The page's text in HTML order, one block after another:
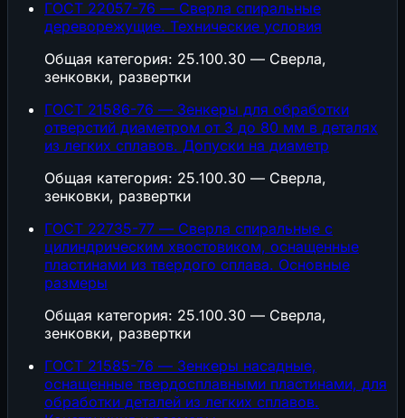
ГОСТ 22057-76 — Сверла спиральные
дереворежущие. Технические условия
Общая категория: 25.100.30 — Сверла,
зенковки, развертки
ГОСТ 21586-76 — Зенкеры для обработки
отверстий диаметром от 3 до 80 мм в деталях
из легких сплавов. Допуски на диаметр
Общая категория: 25.100.30 — Сверла,
зенковки, развертки
ГОСТ 22735-77 — Сверла спиральные с
цилиндрическим хвостовиком, оснащенные
пластинами из твердого сплава. Основные
размеры
Общая категория: 25.100.30 — Сверла,
зенковки, развертки
ГОСТ 21585-76 — Зенкеры насадные,
оснащенные твердосплавными пластинами, для
обработки деталей из легких сплавов.